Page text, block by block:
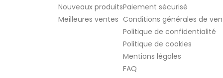
Nouveaux produits
Meilleures ventes
Paiement sécurisé
Conditions générales de
Politique de confidentialité
Politique de cookies
Mentions légales
FAQ